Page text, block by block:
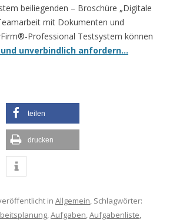
beiliegenden – Broschüre „Digitale
mit Dokumenten und
Professional Testsystem können
unverbindlich anfordern…
teilen
drucken
in Allgemein, Schlagwörter:
,Aufgaben,Aufgabenliste,